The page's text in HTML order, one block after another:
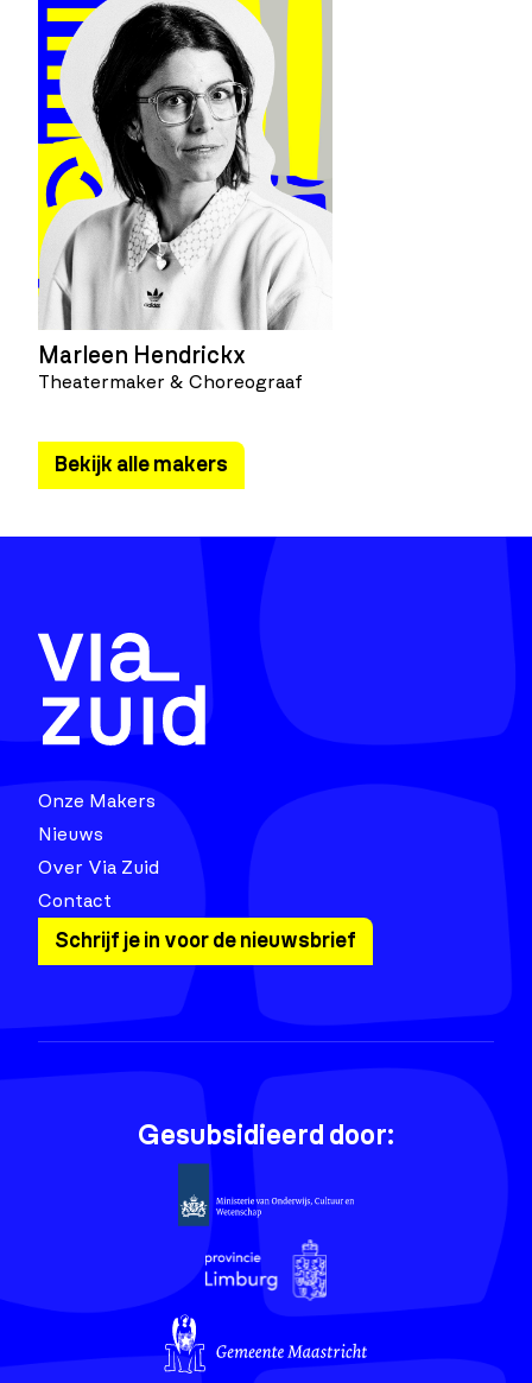
Marleen Hendrickx
Theatermaker & Choreograaf
Bekijk alle makers
Onze Makers
Nieuws
Over Via Zuid
Contact
Schrijf je in voor de nieuwsbrief
Gesubsidieerd door: